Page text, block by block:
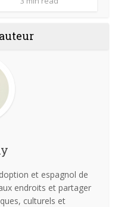
et espagnol de
endroits et partager
culturels et